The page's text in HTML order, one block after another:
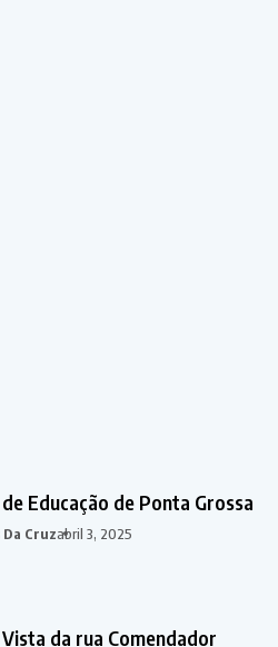
Educação de Ponta Grossa
Cruzabril 3, 2025
da rua Comendador